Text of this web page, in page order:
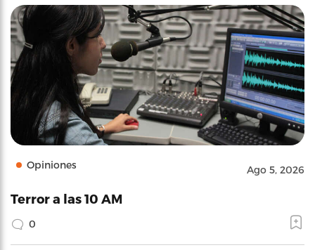
Opiniones Ago 5, 2026
Terror a las 10 AM
0